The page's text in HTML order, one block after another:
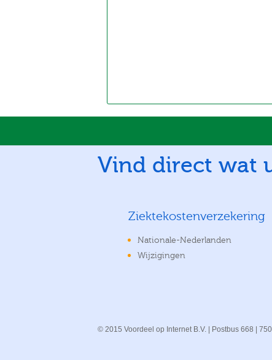
Vind direct wat
Ziektekostenverzekering
Nationale-Nederlanden
Wijzigingen
© 2015 Voordeel op Internet B.V. | Postbus 668 |